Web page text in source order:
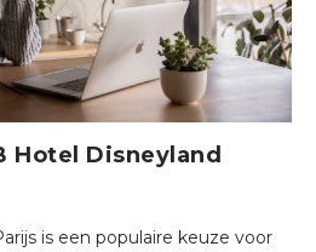
Hotel Disneyland
is een populaire keuze voor